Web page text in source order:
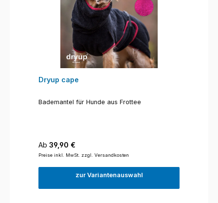
Dryup cape
Bademantel für Hunde aus Frottee
Regulärer Preis:
Ab 39,90 €
Preise inkl. MwSt. zzgl. Versandkosten
zur Variantenauswahl